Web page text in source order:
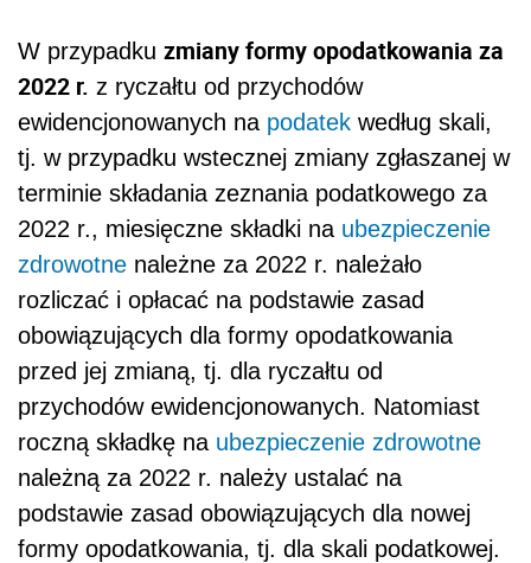
W przypadku zmiany formy opodatkowania za
2022 r. z ryczałtu od przychodów
ewidencjonowanych na podatek według skali,
tj. w przypadku wstecznej zmiany zgłaszanej w
terminie składania zeznania podatkowego za
2022 r., miesięczne składki na ubezpieczenie
zdrowotne należne za 2022 r. należało
rozliczać i opłacać na podstawie zasad
obowiązujących dla formy opodatkowania
przed jej zmianą, tj. dla ryczałtu od
przychodów ewidencjonowanych. Natomiast
roczną składkę na ubezpieczenie zdrowotne
należną za 2022 r. należy ustalać na
podstawie zasad obowiązujących dla nowej
formy opodatkowania, tj. dla skali podatkowej.